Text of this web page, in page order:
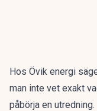
Hos Övik energi
man inte vet exakt
påbörja en utredning.